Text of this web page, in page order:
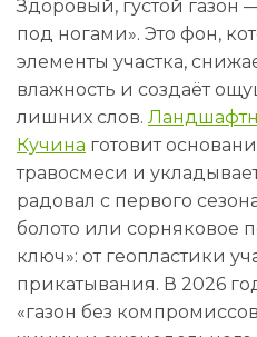
Здоровый, густой газон
под ногами». Это фон,
элементы участка,
влажность и создаёт
лишних слов.
Кучина готовит
травосмеси и
радовал с первого
болото или сорняковое
ключ»: от геопластики
прикатывания. В 2026
«газон без